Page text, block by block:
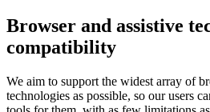
Browser and assistive
compatibility
We aim to support the widest array of
technologies as possible, so our users